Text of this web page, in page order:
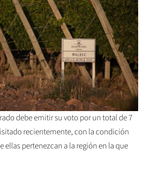
debe emitir su voto por un total de 7
recientemente, con la condición
ellas pertenezcan a la región en la que